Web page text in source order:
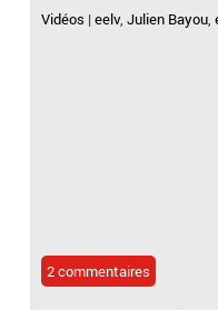
Vidéos |eelv,Julien Bayou,
2 commentaires